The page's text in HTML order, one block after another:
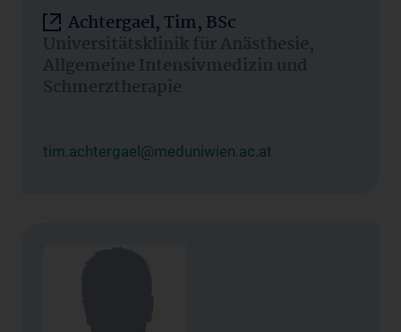
Achtergael, Tim, BSc
Universitätsklinik für Anästhesie,
Allgemeine Intensivmedizin und
Schmerztherapie
tim.achtergael@meduniwien.ac.at